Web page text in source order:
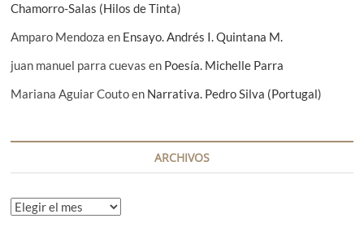
Chamorro-Salas (Hilos de Tinta)
Amparo Mendoza en Ensayo. Andrés I. Quintana M.
juan manuel parra cuevas en Poesía. Michelle Parra
Mariana Aguiar Coutoen Narrativa. Pedro Silva (Portugal)
ARCHIVOS
A